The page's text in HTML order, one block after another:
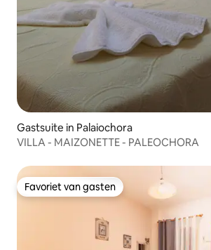
Gastsuite in Palaiochora
VILLA - MAIZONETTE - PALEOCHORA
Favoriet van gasten
Favoriet van gasten